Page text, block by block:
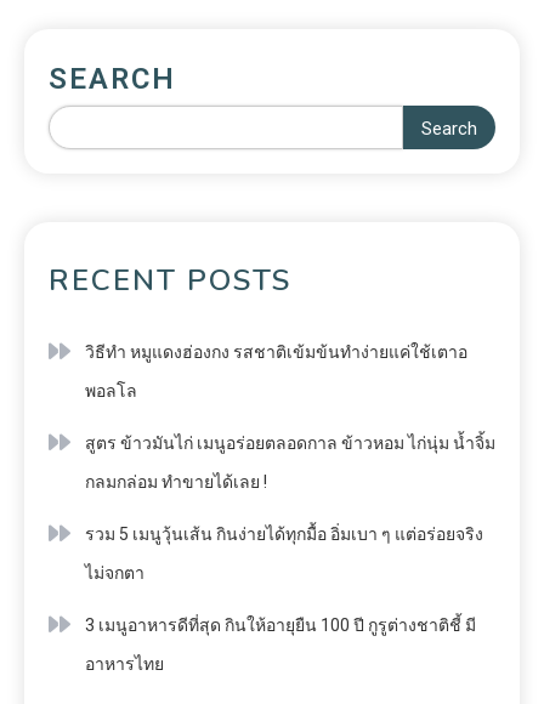
SEARCH
Search
RECENT POSTS
วิธีทำ หมูแดงฮ่องกง รสชาติเข้มข้นทำง่ายแค่ใช้เตาอ
พอลโล
สูตร ข้าวมันไก่ เมนูอร่อยตลอดกาล ข้าวหอม ไก่นุ่ม น้ำจิ้ม
กลมกล่อม ทำขายได้เลย !
รวม 5 เมนูวุ้นเส้น กินง่ายได้ทุกมื้อ อิ่มเบา ๆ แต่อร่อยจริง
ไม่จกตา
3 เมนูอาหารดีที่สุด กินให้อายุยืน 100 ปี กูรูต่างชาติชี้ มี
อาหารไทย